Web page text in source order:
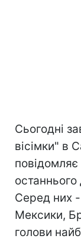
Сьогодні
вісімки" в
останнього
Серед них -
Мексики,
голови